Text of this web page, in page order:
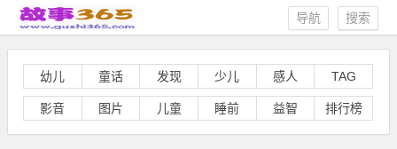
搜索
导航
幼儿 童话 发现 少儿 感人 TAG
影音 图片 儿童 睡前 益智 排行榜